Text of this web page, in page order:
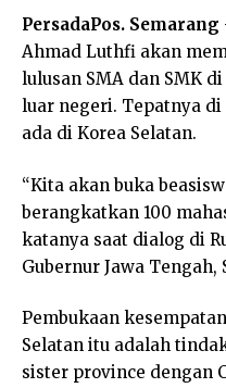
PersadaPos. Semarang
Ahmad Luthfi akan
lulusan SMA dan SMK
luar negeri. Tepatnya
ada di Korea Selatan.
“Kita akan buka
berangkatkan 100
katanya saat dialog di
Gubernur Jawa Tengah,
Pembukaan
Selatan itu adalah
sister province dengan